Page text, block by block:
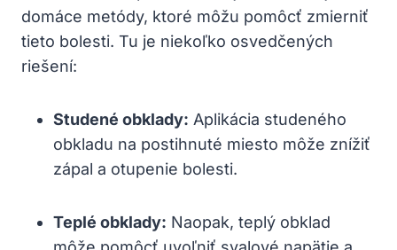
domáce metódy, ktoré môžu pomôcť zmierniť
tieto bolesti. Tu je niekoľko osvedčených
riešení:
Studené obklady: Aplikácia studeného
obkladu na postihnuté miesto môže znížiť
zápal a otupenie bolesti.
Teplé obklady: Naopak, teplý obklad